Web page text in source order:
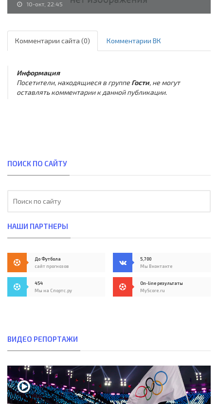
10-окт, 22:45
Комментарии сайта (0) Комментарии ВК
Информация
Посетители, находящиеся в группе Гости, не могут
оставлять комментарии к данной публикации.
ПОИСК ПО САЙТУ
НАШИ ПАРТНЕРЫ
До Футбола
сайт прогнозов
5,700
Мы Вконтакте
454
Мы на Спортс.ру
On-line результаты
MyScore.ru
ВИДЕО РЕПОРТАЖИ